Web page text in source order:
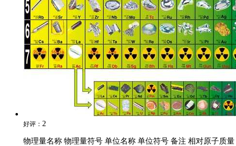
好评： 2
物理量名称 物理量符号 单位名称 单位符号 备注 相对原子质